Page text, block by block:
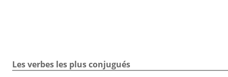
Les verbes les plus conjugués